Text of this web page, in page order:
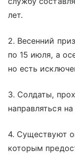
лет.
2. Весенний
по 15 июля, а
но есть
3. Солдаты,
направляться
4. Существуют
которым